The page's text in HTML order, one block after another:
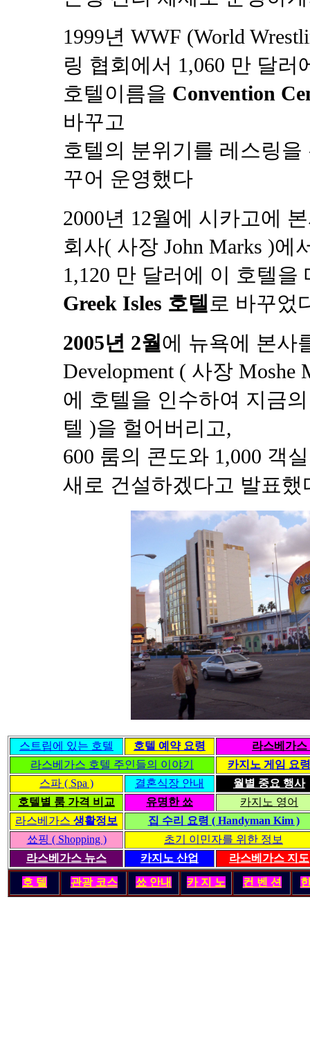
1999년 WWF (World
링 협회에서 1,060 만 달러
호텔이름을 Convention
바꾸고
호텔의 분위기를 레스링
꾸어 운영했다
2000년 12월에 시카고에
회사( 사장 John Marks )에
1,120 만 달러에 이 호텔
Greek Isles 호텔 로 바꾸었
2005년 2월에 뉴욕에 본사
Development ( 사장
에 호텔을 인수하여 지금
텔 )을 헐어버리고,
600 룸의 콘도와 1,000 객
새로 건설하겠다고 발표했
스트립에 있는 호텔 호텔 예약 요령
라스베가
라스베가스 호텔 주인들의 이야기
카지노 게임 요령
스파 ( Spa )
결혼식장 안내
월별 중요 행사
호텔별 룸 가격 비교
유명한 쑈
카지노 영어
라스베가스 생활정보
집 수리 요령 ( Handyman Kim )
쑈핑 ( Shopping )
초기 이민자를 위한 정보
라스베가스 뉴스
카지노 산업 라스베가스 지도
호 텔 관광 코스 쑈 안내 카 지 노 컨 벤 션